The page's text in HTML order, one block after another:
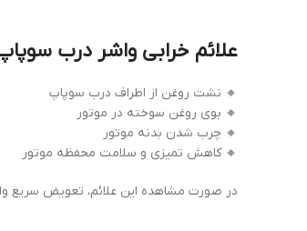
علائم خرابی واشر درب
🔸 نشت روغن از اطراف درب سوپاپ
🔸 بوی روغن سوخته در موتور
🔸 چرب شدن بدنه موتور
🔸 کاهش تمیزی و سلامت محفظه موتور
در صورت مشاهده این علائم، تعویض سریع